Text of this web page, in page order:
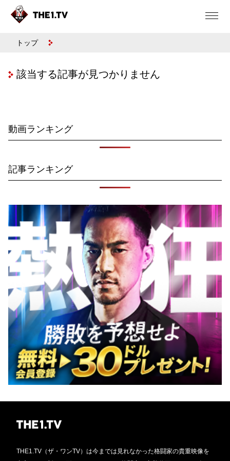
トップ
該当する記事が見つかりません
動画ランキング
記事ランキング
THE1.TV（ザ・ワンTV）は今までは見れなかった格闘家の貴重映像を